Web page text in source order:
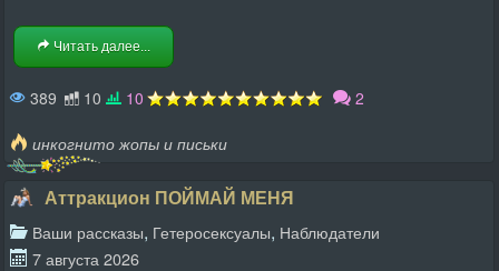
Читать далее...
389 10 10 2
инкогнито жопы и письки
Аттракцион ПОЙМАЙ МЕНЯ
Ваши рассказы, Гетеросексуалы, Наблюдатели
7 августа 2026